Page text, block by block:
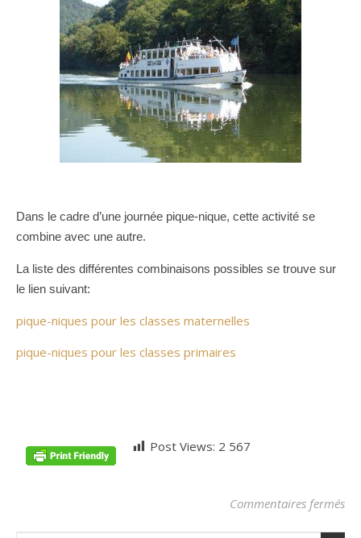
Dans le cadre d’une journée pique-nique, cette activité se
combine avec une autre.
La liste des différentes combinaisons possibles se trouve sur
le lien suivant:
pique-niques pour les classes maternelles
pique-niques pour les classes primaires
Post Views: 2 567
Commentaires fermés